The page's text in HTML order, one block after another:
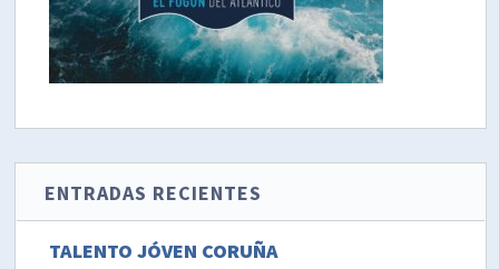
ENTRADAS RECIENTES
TALENTO JÓVEN CORUÑA